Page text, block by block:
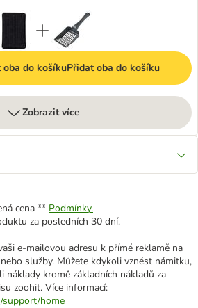
oba do košíkuPřidat oba do košíku
Zobrazit více
cena ** Podmínky.
za posledních 30 dní.
e-mailovou adresu k přímé reklamě na
služby. Můžete kdykoli vznést námitku,
náklady kromě základních nákladů za
zoohit. Více informací:
support/home